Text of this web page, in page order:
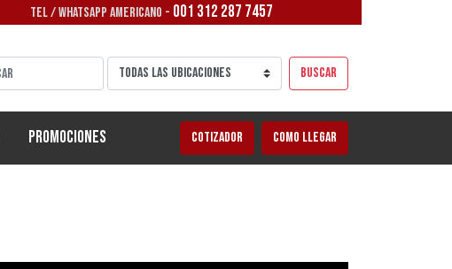
TEL / WHATSAPP AMERICANO - 001 312 287 7457
Buscar
Promociones Cotizador Como llegar